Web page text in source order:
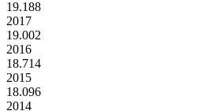
19.188
2017
19.002
2016
18.714
2015
18.096
2014